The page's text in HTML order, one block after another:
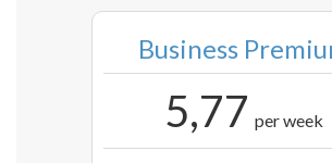
Business
5,77 per week